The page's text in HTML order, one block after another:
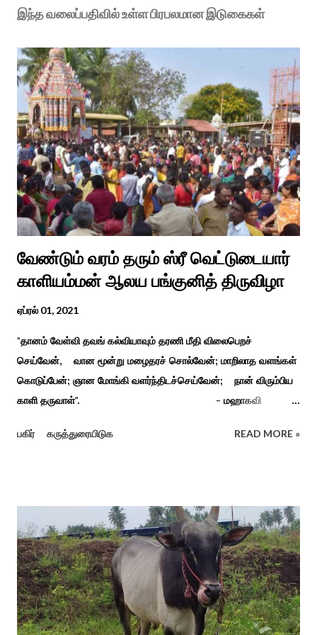
இந்த வலைப்பதிவில் உள்ள பிரபலமான இடுகைகள்
வேண்டும் வரம் தரும் ஸ்ரீ வெட்டுடையார்
காளியம்மன் ஆலய பங்குனித் திருவிழா
ஏப்ரல் 01, 2021
"தானம் வேள்வி தவங் கல்வியாவும் தரணி மீதி விலைபெறச்
செய்வேன், வான மூன்று மழைதரச் சொல்வேன்; மாறிலாத வளங்கள்
கொடுப்பேன்; ஞான மோங்கி வளர்ந்திடச்செய்வேன்; நான் விரும்பிய
காளி தருவாள்". - மஹாகவி
கொல்லங்குடி கிராம பக்தரின் கனவில் அய்யனார் தோன்றி
எடுத்த அய்யனார் என“வெட்டுடைய அய்யனார்“ நாமம் கோவில்
அமைத்து பூஜித்தனர். ஆங்கிலேய கிழக்கிந்திய ஆட்சியில் சிவகங்கை
இரண்டாம் மன்னர் முத்துவடுகநாதத் தேவர் ஆங்கிலேயரை எதிர்க்க
அவர்களால் காளையார் கோவிலில் இரண்டாம் மனைவி கௌரி
நாச்சியாருடன் கொல்லபட்டார். அவரது முதல் மனைவி
வேலுநாச்சியார...
பகிர் கருத்துரையிடுக READ MORE »